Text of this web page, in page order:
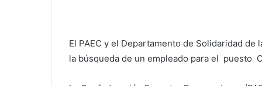
El PAEC y el Departamento de Solidaridad
la búsqueda de un empleado para el puesto